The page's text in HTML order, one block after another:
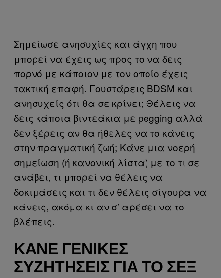
Σημείωσε ανησυχίες και άγχη που
μπορεί να έχεις ως προς το να δεις
πορνό με κάποιον με τον οποίο έχεις
τακτική επαφή. Γουστάρεις BDSM και
ανησυχείς ότι θα σε κρίνει; Θέλεις να
δεις κάποια βιντεάκια με pegging αλλά
δεν ξέρεις αν θα ήθελες να το κάνεις
στην πραγματική ζωή; Κάνε μια νοερή
σημείωση (ή κανονική λίστα) με το τι σε
ανάβει, τι μπορεί να θέλεις να
δοκιμάσεις και τι δεν θέλεις σίγουρα να
κάνεις, ακόμα κι αν σ’ αρέσει να το
βλέπεις.
ΚΆΝΕ ΓΕΝΙΚΈΣ
ΣΥΖΗΤΉΣΕΙΣ ΓΙΑ ΤΟ ΣΕΞ